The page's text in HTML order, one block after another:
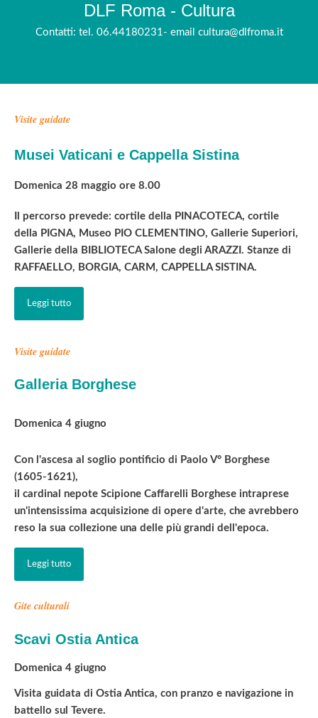
DLF Roma - Cultura
Contatti: tel. 06.44180231- email cultura@dlfroma.it
Visite guidate
Musei Vaticani e Cappella Sistina
Domenica 28 maggio ore 8.00
Il percorso prevede: cortile della PINACOTECA, cortile
della PIGNA, Museo PIO CLEMENTINO, Gallerie Superiori,
Gallerie della BIBLIOTECA Salone degli ARAZZI. Stanze di
RAFFAELLO, BORGIA, CARM, CAPPELLA SISTINA.
Leggi tutto
Visite guidate
Galleria Borghese
Domenica 4 giugno
Con l'ascesa al soglio pontificio di Paolo V° Borghese
(1605-1621),
il cardinal nepote Scipione Caffarelli Borghese intraprese
un'intensissima acquisizione di opere d'arte, che avrebbero
reso la sua collezione una delle più grandi dell'epoca.
Leggi tutto
Gite culturali
Scavi Ostia Antica
Domenica 4 giugno
Visita guidata di Ostia Antica, con pranzo e navigazione in
battello sul Tevere.